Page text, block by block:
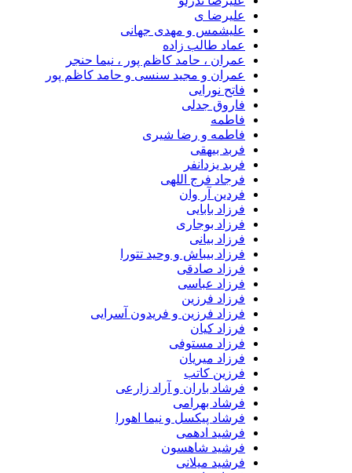
علیرضا ی
علیشمس و مهدی جهانی
عماد طالب زاده
عمران ، حامد کاظم پور ، نیما حنجر
عمران و مجید سنسی و حامد کاظم پور
فاتح نورایی
فاروق جدلی
فاطمه
فاطمه و رضا شیری
فربد بیهقی
فربد یزدانفر
فرجاد فرج اللهی
فردین آر وان
فرزاد بابایی
فرزاد بوجاری
فرزاد بیانی
فرزاد بیباش و وحید تتورا
فرزاد صادقی
فرزاد عباسی
فرزاد فرزین
فرزاد فرزین و فریدون آسرایی
فرزاد کیان
فرزاد مستوفی
فرزاد میریان
فرزین کاتب
فرشاد باران و آراد زارعی
فرشاد بهرامی
فرشاد پیکسل و نیما اهورا
فرشید ادهمی
فرشید شاهسون
فرشید میلانی